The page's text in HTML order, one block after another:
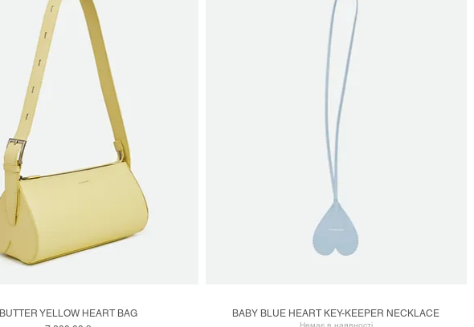
Швидкий перегляд
BUTTER YELLOW HEART BAG
Швидкий перегляд
BABY BLUE HEART KEY-KEEPER NECKLACE